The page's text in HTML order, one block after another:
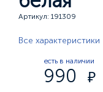
Артикул: 191309
Все характеристики
есть в наличии
990